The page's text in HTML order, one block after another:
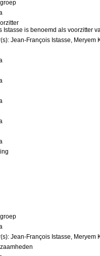
Istasse is benoemd als voorzitter
Jean-François Istasse, Meryem
Jean-François Istasse, Meryem